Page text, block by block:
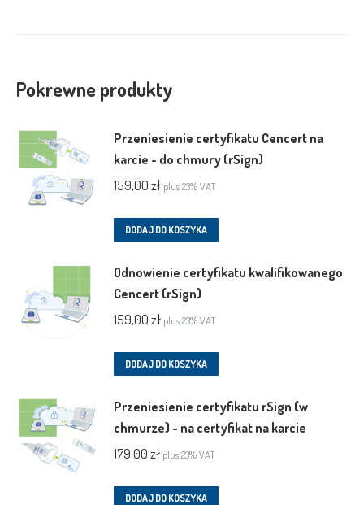
Pokrewne produkty
Przeniesienie certyfikatu Cencert na
karcie - do chmury (rSign)
159,00zł plus 23% VAT
DODAJ DO KOSZYKA
Odnowienie certyfikatu kwalifikowanego
Cencert (rSign)
159,00zł plus 23% VAT
DODAJ DO KOSZYKA
Przeniesienie certyfikatu rSign (w
chmurze) - na certyfikat na karcie
179,00zł plus 23% VAT
DODAJ DO KOSZYKA